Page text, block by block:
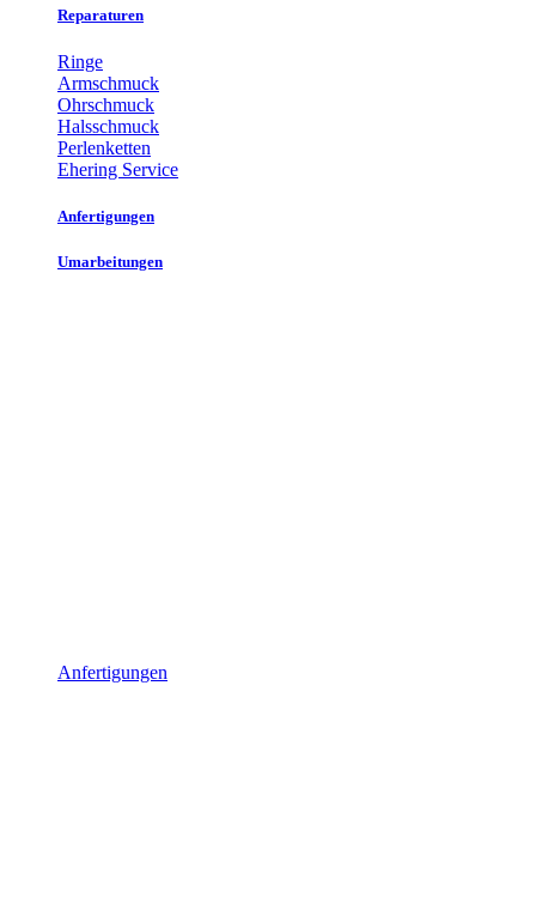
Reparaturen
Ringe
Armschmuck
Ohrschmuck
Halsschmuck
Perlenketten
Ehering Service
Anfertigungen
Umarbeitungen
Anfertigungen